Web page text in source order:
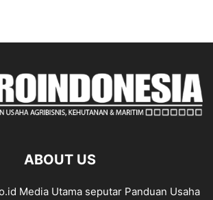
ABOUT US
Media Utama seputar Panduan Usaha